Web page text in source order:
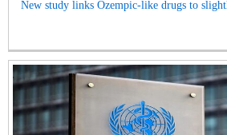
New study links Ozempic-like drugs to